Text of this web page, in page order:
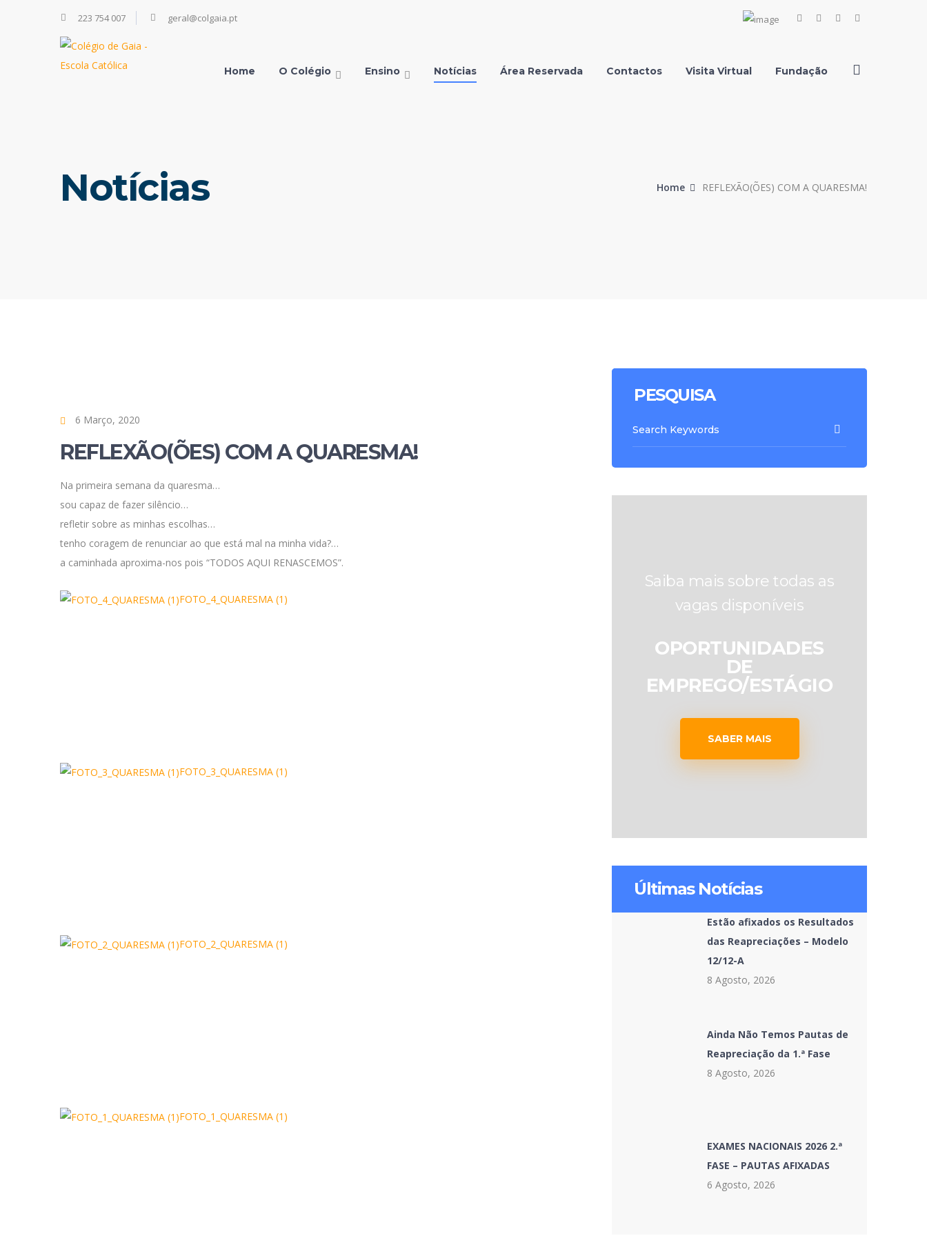
223 754 007 geral@colgaia.pt
FacebookInstagramYoutube
Home O Colégio Ensino Notícias Área Reservada Contactos Visita Virtual Fundação
Notícias Home REFLEXÃO(ÕES) COM A QUARESMA!
6 Março, 2020
REFLEXÃO(ÕES) COM A QUARESMA!
Na primeira semana da quaresma…
sou capaz de fazer silêncio…
refletir sobre as minhas escolhas…
tenho coragem de renunciar ao que está mal na minha vida?…
a caminhada aproxima-nos pois “TODOS AQUI RENASCEMOS”.
FOTO_4_QUARESMA (1)
FOTO_3_QUARESMA (1)
FOTO_2_QUARESMA (1)
FOTO_1_QUARESMA (1)
PESQUISA
Saiba mais sobre todas as
vagas disponíveis
OPORTUNIDADES
DE
EMPREGO/ESTÁGIO
SABER MAIS
Últimas Notícias
Estão afixados os Resultados
das Reapreciações – Modelo
12/12-A
8 Agosto, 2026
Ainda Não Temos Pautas de
Reapreciação da 1.ª Fase
8 Agosto, 2026
EXAMES NACIONAIS 2026 2.ª
FASE – PAUTAS AFIXADAS
6 Agosto, 2026